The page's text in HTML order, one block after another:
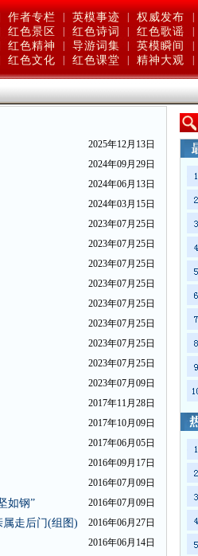
作者专栏 英模事迹 权威发布
红色景区 红色诗词 红色歌谣
红色精神 导游词集 英模瞬间
红色文化 红色课堂 精神大观
2025年12月13日
2024年09月29日
2024年06月13日
2024年03月15日
2023年07月25日
2023年07月25日
2023年07月25日
2023年07月25日
2023年07月25日
2023年07月25日
2023年07月25日
2023年07月25日
2023年07月09日
2017年11月28日
2017年10月09日
2017年06月05日
2016年09月17日
2016年07月09日
如钢”
2016年07月09日
属走后门(组图)
2016年06月27日
2016年06月14日